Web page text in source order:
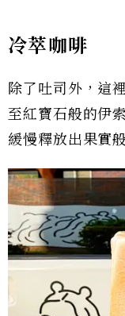
冷萃咖啡
除了吐司外，這
至紅寶石般的伊
緩慢釋放出果實